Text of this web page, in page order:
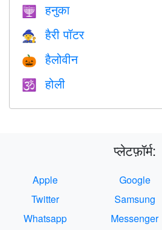
🕎 हनुका
🧙 हैरी पॉटर
🎃 हैलोवीन
🕉 होली
प्लेटफ़ॉर्म:
Apple Google
Twitter
Samsung
Whatsapp
Messenger